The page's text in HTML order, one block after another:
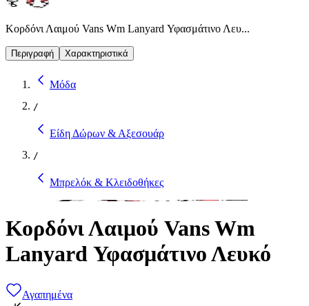
Κορδόνι Λαιμού Vans Wm Lanyard Υφασμάτινο Λευ...
Περιγραφή Χαρακτηριστικά
Μόδα
/
Είδη Δώρων & Αξεσουάρ
/
Μπρελόκ & Κλειδοθήκες
Κορδόνι Λαιμού Vans Wm
Lanyard Υφασμάτινο Λευκό
Αγαπημένα